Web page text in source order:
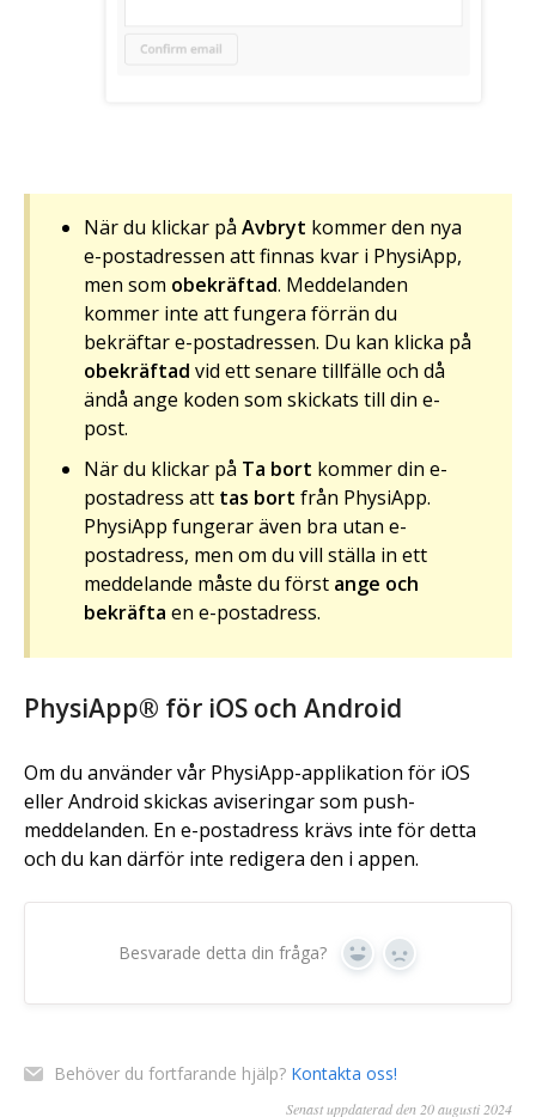
När du klickar på Avbryt kommer den nya
e-postadressen att finnas kvar i PhysiApp,
men som obekräftad. Meddelanden
kommer inte att fungera förrän du
bekräftar e-postadressen. Du kan klicka på
obekräftad vid ett senare tillfälle och då
ändå ange koden som skickats till din e-
post.
När du klickar på Ta bort kommer din e-
postadress att tas bort från PhysiApp.
PhysiApp fungerar även bra utan e-
postadress, men om du vill ställa in ett
meddelande måste du först ange och
bekräfta en e-postadress.
PhysiApp® för iOS och Android
Om du använder vår PhysiApp-applikation för iOS
eller Android skickas aviseringar som push-
meddelanden. En e-postadress krävs inte för detta
och du kan därför inte redigera den i appen.
Besvarade detta din fråga? Ja Nej
Behöver du fortfarande hjälp? Kontakta oss!
Senast uppdaterad den 20 augusti 2024